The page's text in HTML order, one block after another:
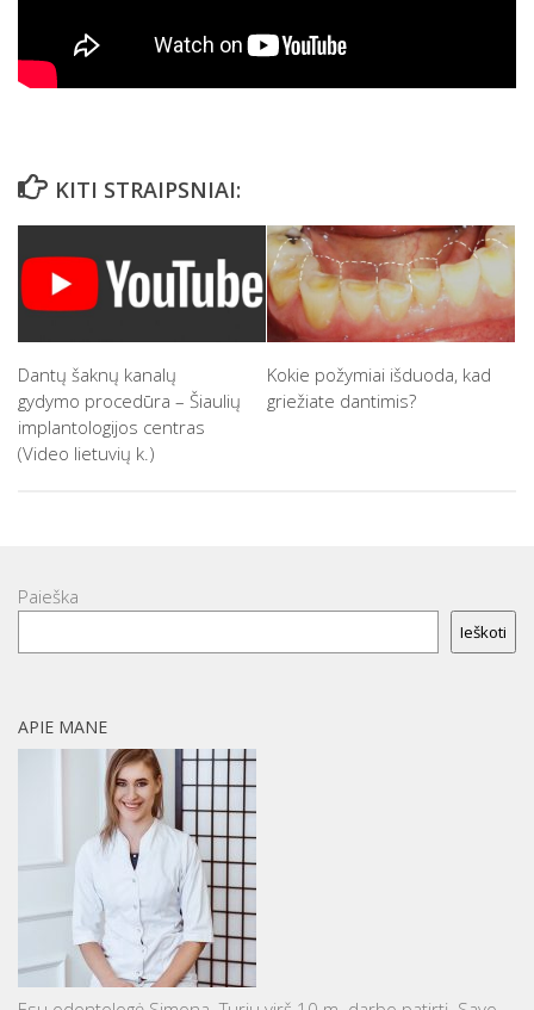
KITI STRAIPSNIAI:
Dantų šaknų kanalų
gydymo procedūra – Šiaulių
implantologijos centras
(Video lietuvių k.)
Kokie požymiai išduoda, kad
griežiate dantimis?
Paieška
Ieškoti
APIE MANE